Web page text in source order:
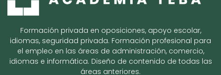
Formación privada en oposiciones, apoyo escolar,
idiomas, seguridad privada. Formación profesional para
el empleo en las áreas de administración, comercio,
idiomas e informática. Diseño de contenido de todas las
áreas anteriores.